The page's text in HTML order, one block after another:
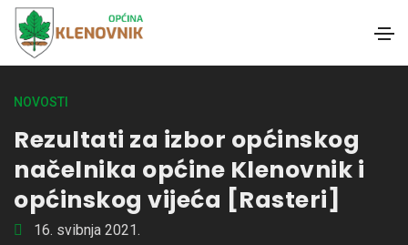
NOVOSTI
Rezultati za izbor općinskog
načelnika općine Klenovnik i
općinskog vijeća [Rasteri]
16. svibnja 2021.